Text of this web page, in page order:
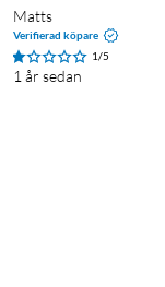
Matts
Verifierad köpare
1/5
1 år sedan